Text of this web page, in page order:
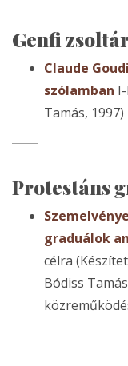
Genfi
Claude
szólamban
Tamás, 1997)
Protestáns
graduálok
célra
Bódiss